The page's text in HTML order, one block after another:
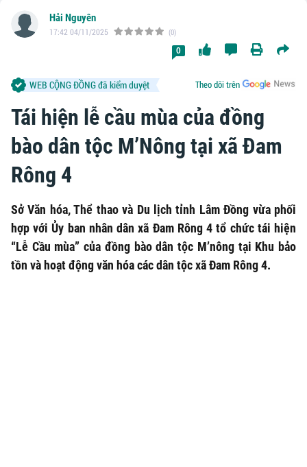
Tái hiện lễ cầu mùa của đồng
bào dân tộc M’Nông tại xã Đam
Rông 4
Sở Văn hóa, Thể thao và Du lịch tỉnh Lâm Đồng vừa phối
hợp với Ủy ban nhân dân xã Đam Rông 4 tổ chức tái hiện
“Lễ Cầu mùa” của đồng bào dân tộc M’nông tại Khu bảo
tồn và hoạt động văn hóa các dân tộc xã Đam Rông 4.
Hải Nguyên
17:42 04/11/2025 (0)
0
Theo dõi trên
WEB CỘNG ĐỒNG đã kiểm duyệt